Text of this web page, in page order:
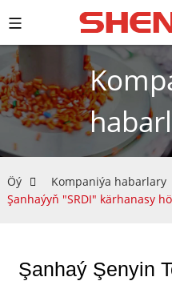
Öý Kompaniýa habarlary
Şanhaýyň "SRDI" kärhanasy
Şanhaý Şenyin